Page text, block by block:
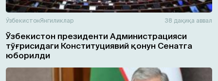
ЎзбекистонЯнгиликлар 38 дақиқа аввал
Ўзбекистон президенти Администрацияси
тўғрисидаги Конституциявий қонун Сенатга
юборилди